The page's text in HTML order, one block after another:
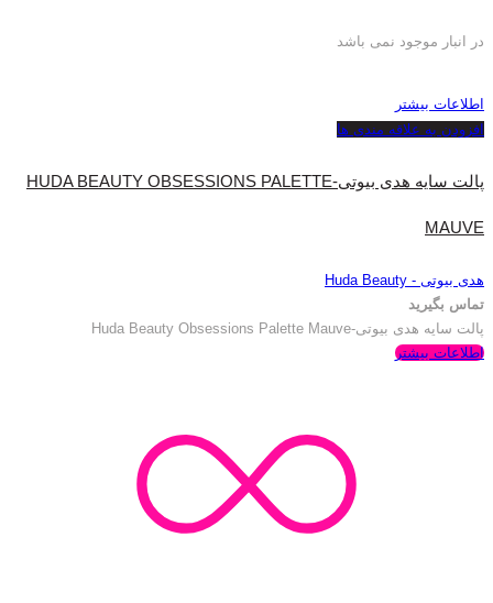
در انبار موجود نمی باشد
اطلاعات بیشتر
افزودن به علاقه مندی ها
پالت سایه هدی بیوتی-HUDA BEAUTY OBSESSIONS PALETTE
MAUVE
هدی بیوتی - Huda Beauty
تماس بگیرید
پالت سایه هدی بیوتی-Huda Beauty Obsessions Palette Mauve
اطلاعات بیشتر